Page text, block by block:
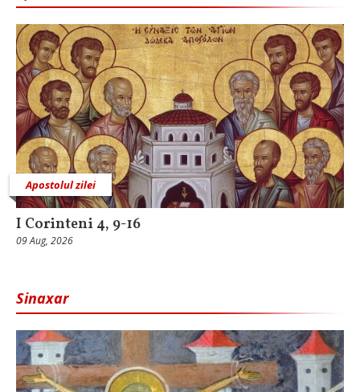
Apostolul zilei
I Corinteni 4, 9-16
09 Aug, 2026
Sinaxar